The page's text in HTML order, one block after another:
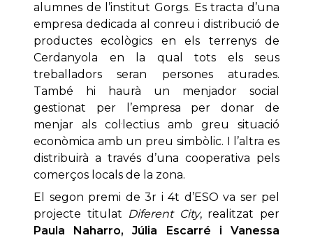
alumnes de l’institut Gorgs. Es tracta d’una
empresa dedicada al conreu i distribució de
productes ecològics en els terrenys de
Cerdanyola en la qual tots els seus
treballadors seran persones aturades.
També hi haurà un menjador social
gestionat per l’empresa per donar de
menjar als col·lectius amb greu situació
econòmica amb un preu simbòlic. I l’altra es
distribuirà a través d’una cooperativa pels
comerços locals de la zona.
El segon premi de 3r i 4t d’ESO va ser pel
projecte titulat Diferent City, realitzat per
Paula Naharro, Júlia Escarré i Vanessa